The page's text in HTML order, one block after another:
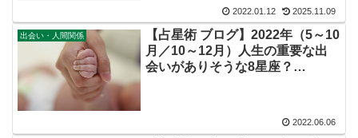
2022.01.12 2025.11.09
出会い・人間関係
【占星術 ブログ】2022年（5～10
月／10～12月）人生の重要な出
会いがありそうな8星座？
2022.06.06